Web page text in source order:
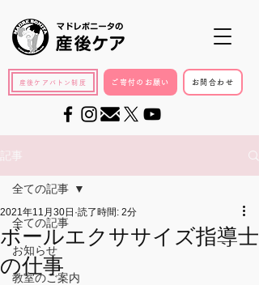
産後ケアバトン制度 ご寄付のお願い お問合わせ
記事
全ての記事
お知らせ
教室のご案内
全ての記事
ボールエクササイズ指導士
の仕事
2021年11月30日 読了時間: 2分